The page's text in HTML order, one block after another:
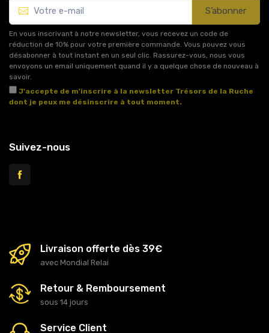
S’abonner
En vous inscrivant à notre newsletter, vous recevez un code de
réduction de 10% pour votre première commande. Vous pouvez vous
désabonner à tout instant en un seul clic. Rassurez-vous, nous vous
envoyons un email uniquement quand il y a quelque chose de nouveau à
savoir.
J'accepte de m'inscrire à la newsletter Trésors de la Ruche
dont je peux me désinscrire à tout moment.
Suivez-nous
Livraison offerte dès 39€
avec Mondial Relai
Retour & Remboursement
sous 14 jours
Service Client